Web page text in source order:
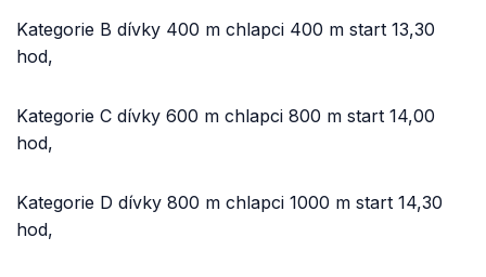
Kategorie B dívky 400 m chlapci 400 m start 13,30
hod,
Kategorie C dívky 600 m chlapci 800 m start 14,00
hod,
Kategorie D dívky 800 m chlapci 1000 m start 14,30
hod,